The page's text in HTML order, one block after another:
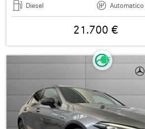
Diesel
Automatico
21.700 €